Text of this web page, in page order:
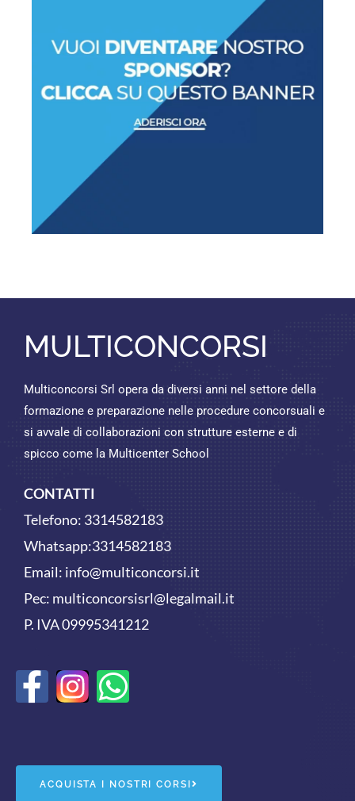
MULTICONCORSI
Multiconcorsi Srl opera da diversi anni nel settore della
formazione e preparazione nelle procedure concorsuali e
si avvale di collaborazioni con strutture esterne e di
spicco come la Multicenter School
CONTATTI
Telefono: 3314582183
Whatsapp:3314582183
Email: info@multiconcorsi.it
Pec: multiconcorsisrl@legalmail.it
P. IVA 09995341212
F
e
W
t
ACQUISTA I NOSTRI CORSI